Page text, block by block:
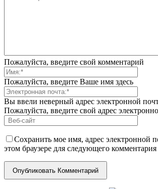
Пожалуйста, введите свой комментарий
Пожалуйста, введите Ваше имя здесь
Вы ввели неверный адрес электронной
Пожалуйста, введите свой адрес
Сохранить мое имя, адрес электронной
этом браузере для следующего комментария